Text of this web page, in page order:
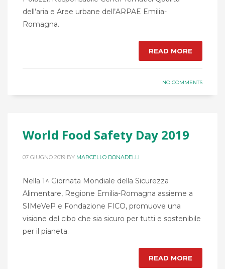
dell’aria e Aree urbane dell’ARPAE Emilia-
Romagna.
READ MORE
NO COMMENTS
World Food Safety Day 2019
07 GIUGNO 2019 BY MARCELLO DONADELLI
Nella 1^ Giornata Mondiale della Sicurezza
Alimentare, Regione Emilia-Romagna assieme a
SIMeVeP e Fondazione FICO, promuove una
visione del cibo che sia sicuro per tutti e sostenibile
per il pianeta.
READ MORE